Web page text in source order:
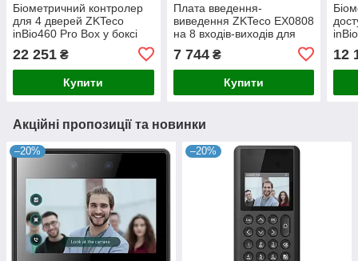
Біометричний контролер
для 4 дверей ZKTeco
inBio460 Pro Box у боксі
22 251 ₴
Купити
Плата введення-
виведення ZKTeco EX0808
на 8 входів-виходів для
біометричних контролерів
inBio Pro
7 744₴
Купити
12
Акційні пропозиції та новинки
–20% –20%